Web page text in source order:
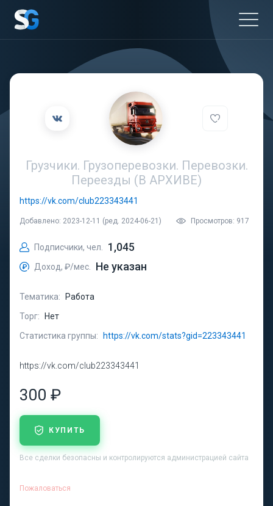
Грузчики. Грузоперевозки. Перевозки.
Переезды (В АРХИВЕ)
https://vk.com/club223343441
Добавлено: 2023-12-11 (ред. 2024-06-21) Просмотров: 917
Подписчики, чел. 1,045
Доход, ₽/мес. Не указан
Тематика:
Работа
Торг:
Нет
Статистика группы:
https://vk.com/stats?gid=223343441
https://vk.com/club223343441
300 ₽
КУПИТЬ
Все сделки безопасны и контролируются администрацией сайта
Пожаловаться